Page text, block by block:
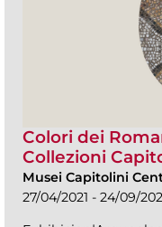
Colori dei
Collezioni
Musei Capitolini
27/04/2021 - 24/09/